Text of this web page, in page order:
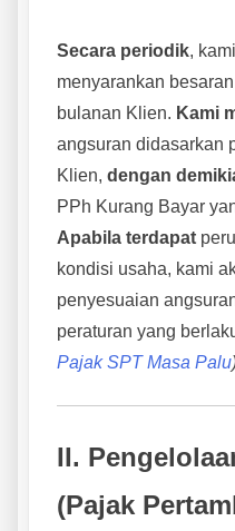
Secara periodik,
menyarankan
bulanan Klien. Kami
angsuran didasarkan
Klien, dengan
PPh Kurang Bayar
Apabila terdapat
kondisi usaha, kami
penyesuaian
peraturan yang
Pajak SPT Masa Palu
II.
(Pajak